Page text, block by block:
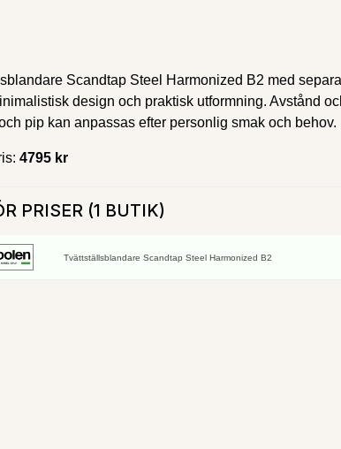
Scandtap Steel Harmonized B2 med
design och praktisk utformning. Avstånd
pip kan anpassas efter personlig smak och behov.
4795 kr
PRISER (1 BUTIK)
Tvättställsblandare Scandtap Steel Harmonized B2